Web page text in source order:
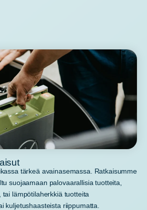
tärkeä avainasemassa. Ratkaisumme
suojaamaan palovaarallisia tuotteita,
tai lämpötilaherkkiä tuotteita
kuljetushaasteista riippumatta.